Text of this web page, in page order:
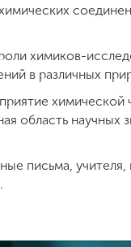
химиков-
в различных
химической
область научных
письма,